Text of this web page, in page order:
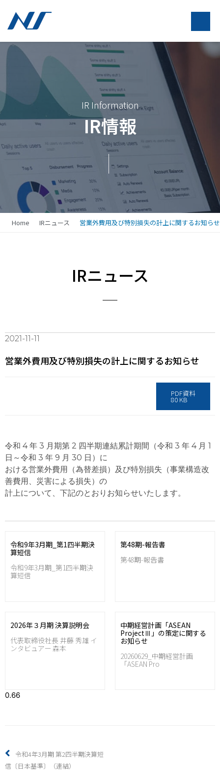
IR Information
IR情報
Home IRニュース 営業外費用及び特別損失の計上に関するお知らせ
IRニュース
2021-11-11
営業外費用及び特別損失の計上に関するお知らせ
PDF資料
80 KB
令和 4 年 3 月期第 2 四半期連結累計期間（令和 3 年 4 月 1
日～令和 3 年 9 月 30 日）に
おける営業外費用（為替差損）及び特別損失（事業構造改
善費用、災害による損失）の
計上について、下記のとおりお知らせいたします。
令和9年3月期_第1四半期決
算短信
令和9年3月期_第1四半期決
算短信
第48期-報告書
第48期-報告書
2026年３月期 決算説明会
代表取締役社長 井藤 秀雄 イ
ンタビュアー 森本
中期経営計画「ASEAN
ProjectⅢ」の策定に関する
お知らせ
20260629_中期経営計画
「ASEAN Pro
令和4年3月期 第2四半期決算短
信〔日本基準〕（連結）